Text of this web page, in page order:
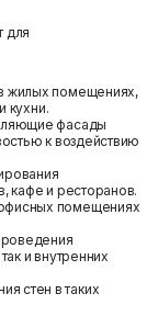
для
жилых помещениях,
кухни.
фасады
к воздействию
кафе и ресторанов.
помещениях
и внутренних
стен в таких